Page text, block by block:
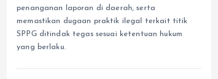
penanganan laporan di daerah, serta
memastikan dugaan praktik ilegal terkait titik
SPPG ditindak tegas sesuai ketentuan hukum
yang berlaku.